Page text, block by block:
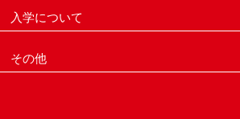
入学について
その他